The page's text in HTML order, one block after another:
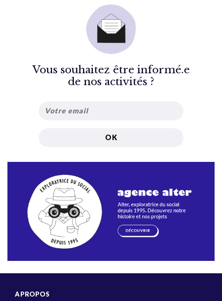
Vous souhaitez être informé.e
de nos activités ?
A PROPOS